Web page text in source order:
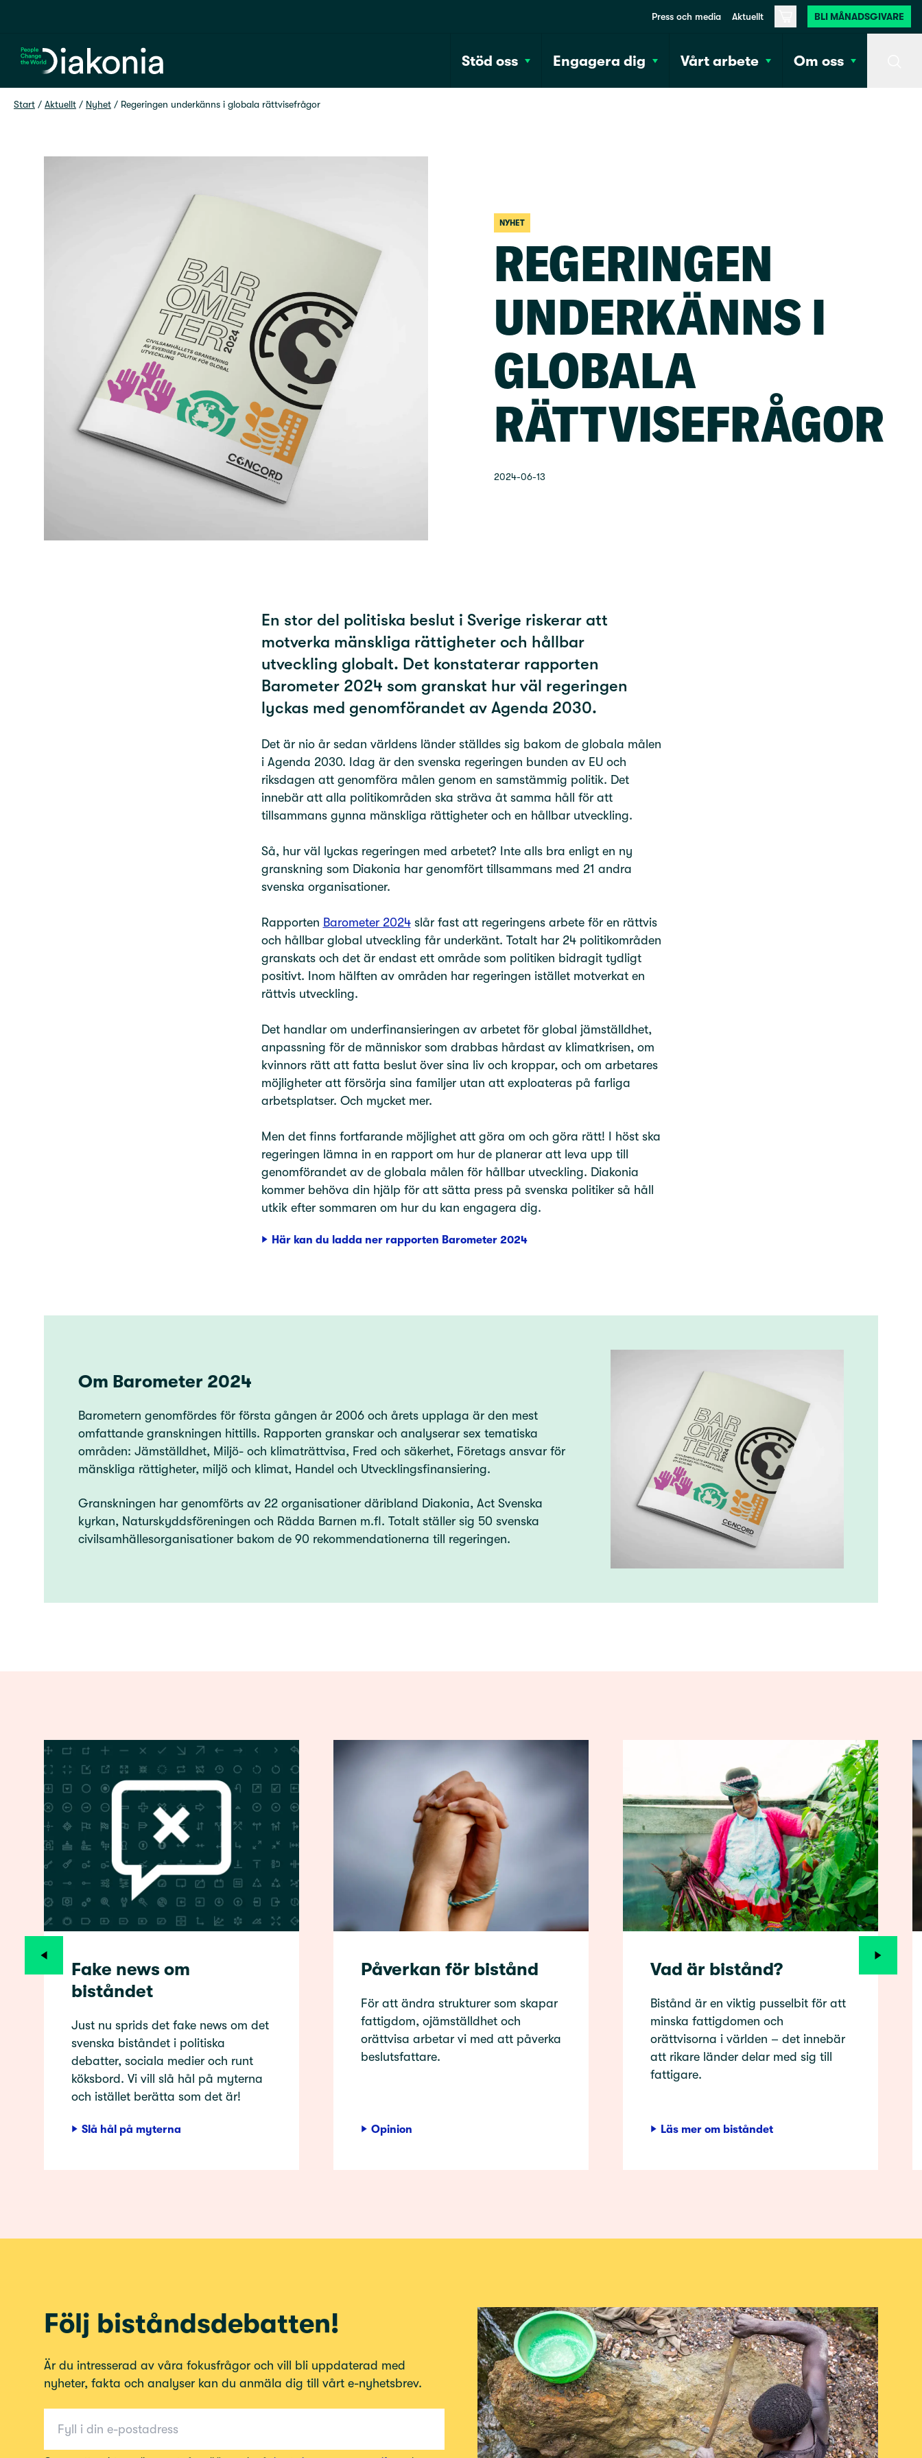
Press och media Aktuellt
Varukorg
BLI MÅNADSGIVARE
Hem Stöd oss Engagera dig Vårt arbete Om oss
Start / Aktuellt / Nyhet / Regeringen underkänns i globala rättvisefrågor
NYHET
REGERINGEN
UNDERKÄNNS I
GLOBALA
RÄTTVISEFRÅGOR
2024-06-13
En stor del politiska beslut i Sverige riskerar att
motverka mänskliga rättigheter och hållbar
utveckling globalt. Det konstaterar rapporten
Barometer 2024 som granskat hur väl regeringen
lyckas med genomförandet av Agenda 2030.
Det är nio år sedan världens länder ställdes sig bakom de globala målen
i Agenda 2030. Idag är den svenska regeringen bunden av EU och
riksdagen att genomföra målen genom en samstämmig politik. Det
innebär att alla politikområden ska sträva åt samma håll för att
tillsammans gynna mänskliga rättigheter och en hållbar utveckling.
Så, hur väl lyckas regeringen med arbetet? Inte alls bra enligt en ny
granskning som Diakonia har genomfört tillsammans med 21 andra
svenska organisationer.
Rapporten Barometer 2024slår fast att regeringens arbete för en rättvis
och hållbar global utveckling får underkänt. Totalt har 24 politikområden
granskats och det är endast ett område som politiken bidragit tydligt
positivt. Inom hälften av områden har regeringen istället motverkat en
rättvis utveckling.
Det handlar om underfinansieringen av arbetet för global jämställdhet,
anpassning för de människor som drabbas hårdast av klimatkrisen, om
kvinnors rätt att fatta beslut över sina liv och kroppar, och om arbetares
möjligheter att försörja sina familjer utan att exploateras på farliga
arbetsplatser. Och mycket mer.
Men det finns fortfarande möjlighet att göra om och göra rätt! I höst ska
regeringen lämna in en rapport om hur de planerar att leva upp till
genomförandet av de globala målen för hållbar utveckling. Diakonia
kommer behöva din hjälp för att sätta press på svenska politiker så håll
utkik efter sommaren om hur du kan engagera dig.
Här kan du ladda ner rapporten Barometer 2024
Om Barometer 2024
Barometern genomfördes för första gången år 2006 och årets upplaga är den mest
omfattande granskningen hittills. Rapporten granskar och analyserar sex tematiska
områden: Jämställdhet, Miljö- och klimaträttvisa, Fred och säkerhet, Företags ansvar för
mänskliga rättigheter, miljö och klimat, Handel och Utvecklingsfinansiering.
Granskningen har genomförts av 22 organisationer däribland Diakonia, Act Svenska
kyrkan, Naturskyddsföreningen och Rädda Barnen m.fl. Totalt ställer sig 50 svenska
civilsamhällesorganisationer bakom de 90 rekommendationerna till regeringen.
Fake news om
biståndet
Just nu sprids det fake news om det
svenska biståndet i politiska
debatter, sociala medier och runt
köksbord. Vi vill slå hål på myterna
och istället berätta som det är!
Slå hål på myterna
Påverkan för bistånd
För att ändra strukturer som skapar
fattigdom, ojämställdhet och
orättvisa arbetar vi med att påverka
beslutsfattare.
Opinion
Vad är bistånd?
Bistånd är en viktig pusselbit för att
minska fattigdomen och
orättvisorna i världen – det innebär
att rikare länder delar med sig till
fattigare.
Läs mer om biståndet
Följ biståndsdebatten!
Är du intresserad av våra fokusfrågor och vill bli uppdaterad med
nyheter, fakta och analyser kan du anmäla dig till vårt e-nyhetsbrev.
E-post